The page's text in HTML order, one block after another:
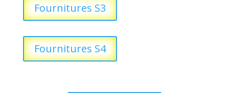
Fournitures S3
Fournitures S4